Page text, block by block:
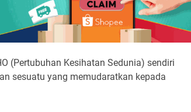
(Pertubuhan Kesihatan Sedunia) sendiri
sesuatu yang memudaratkan kepada